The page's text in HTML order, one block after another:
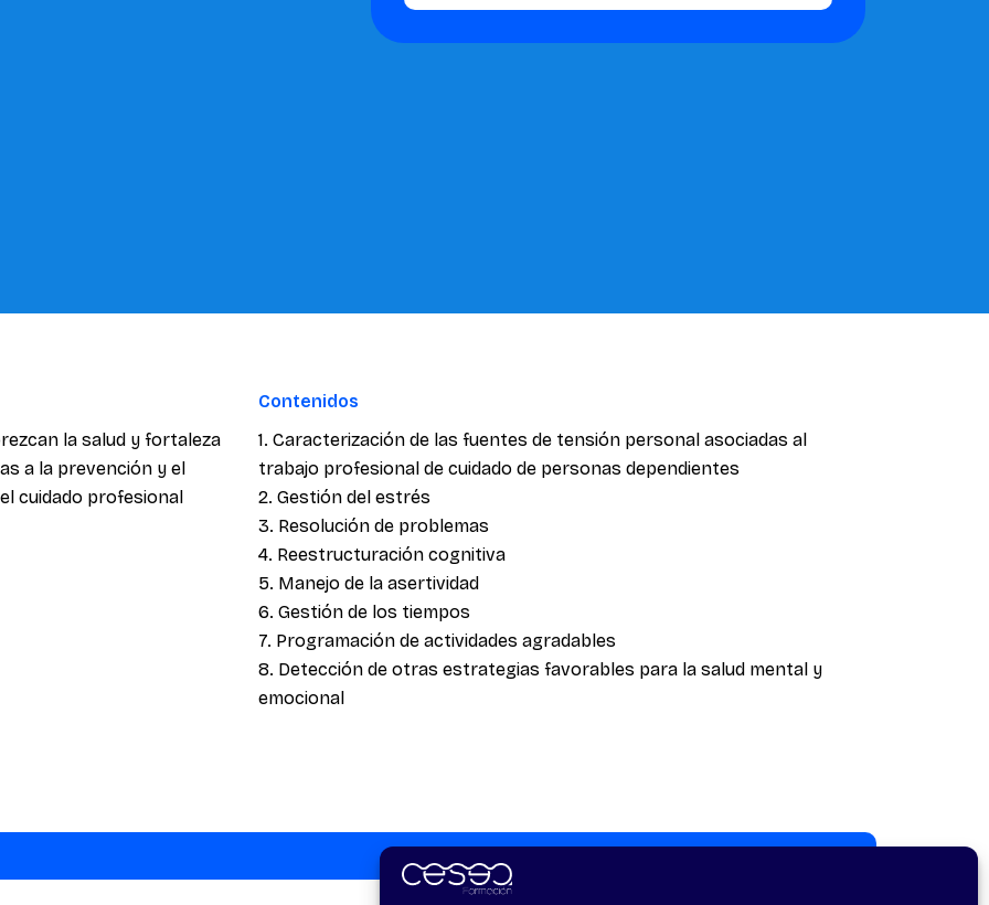
la salud y fortaleza
a la prevención y el
cuidado profesional
Contenidos
1. Caracterización de las fuentes de tensión personal asociadas al
trabajo profesional de cuidado de personas dependientes
2. Gestión del estrés
3. Resolución de problemas
4. Reestructuración cognitiva
5. Manejo de la asertividad
6. Gestión de los tiempos
7. Programación de actividades agradables
8. Detección de otras estrategias favorables para la salud mental y
emocional